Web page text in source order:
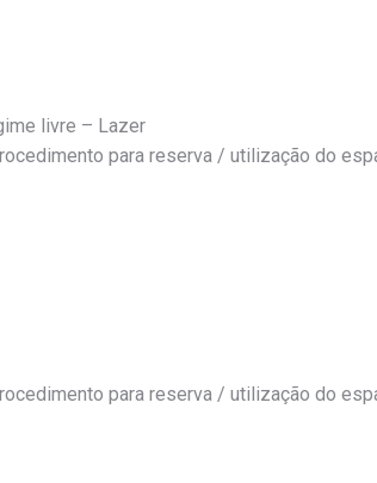
livre – Lazer
para reserva / utilização do
para reserva / utilização do